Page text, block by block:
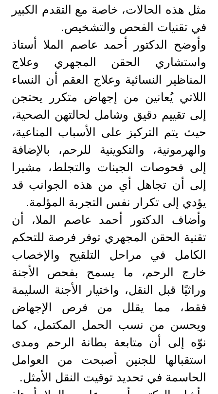
مثل هذه الحالات، خاصة مع التقدم الكبير
في تقنيات الفحص والتشخيص.
وأوضح الدكتور أحمد عاصم الملا أستاذ
واستشاري الحقن المجهري وعلاج
المناظير النسائية وعلاج العقم أن النساء
اللاتي يُعانين من إجهاض متكرر يحتجن
إلى تقييم دقيق وشامل لحالتهن الصحية،
حيث يتم التركيز على الأسباب المناعية،
والهرمونية، والتكوينية للرحم، بالإضافة
إلى فحوصات الجينات والتجلط، مشيرا
إلى أن تجاهل أي من هذه الجوانب قد
يؤدي إلى تكرار نفس التجربة المؤلمة.
وأضاف الدكتور أحمد عاصم الملا، أن
تقنية الحقن المجهري توفر فرصة للتحكم
الكامل في مراحل التلقيح والإخصاب
خارج الرحم، ما يسمح بفحص الأجنة
وراثيًا قبل النقل، واختيار الأجنة السليمة
فقط، مما يقلل من فرص الإجهاض
ويحسن من نسب الحمل المكتمل، كما
نوّه إلى أن متابعة بطانة الرحم ومدى
استقبالها للجنين أصبحت من العوامل
الحاسمة في تحديد توقيت النقل الأمثل.